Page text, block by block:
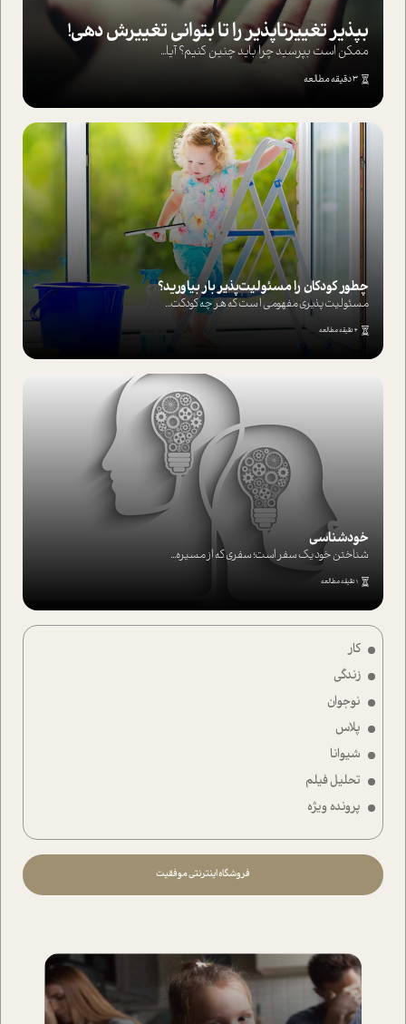
کار
زندگی
نوجوان
پلاس
شیوانا
تحلیل فیلم
پرونده ویژه
فروشگاه اینترنتی موفقیت
بپذير تغييرناپذير را تا بتواني تغييرش دهي!‏
ممکن است بپرسيد چرا بايد چنين کنيم؟ آيا...
3 دقیقه مطالعه
چطور کودکان را مسئولیت‌پذیر بار بیاورید؟
مسئولیت پذیری مفهومی ا ست که هر چه کودکت...
4 دقیقه مطالعه
خودشناسی
شناختن خود یک سفر است؛ سفری که از مسیره...
1 دقیقه مطالعه